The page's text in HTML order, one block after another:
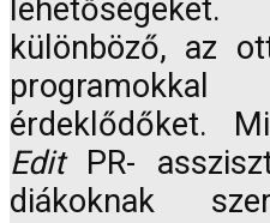
lehetőségeket.
különböző, az
érdeklődőket.
EditPR-
diákoknak